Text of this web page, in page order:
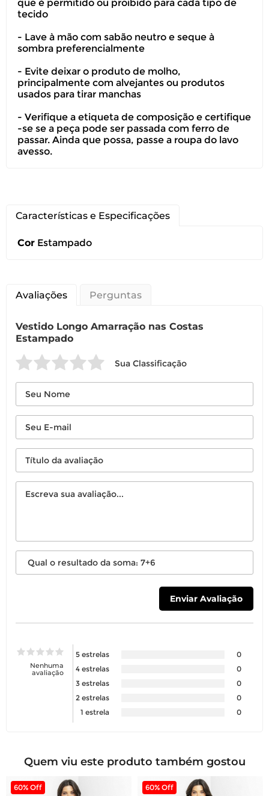
Você pode devolver este
produto gratuitamente.
Você possui até 07 dias corridos, após o
recebimento do produto, para solicitar
a troca ou devolução caso seu produto
É importante revisar aspolíticas de
devolução.
que é permitido ou proibido para cada tipo de
tecido
- Lave à mão com sabão neutro e seque à
sombra preferencialmente
- Evite deixar o produto de molho,
principalmente com alvejantes ou produtos
usados para tirar manchas
- Verifique a etiqueta de composição e certifique
-se se a peça pode ser passada com ferro de
passar. Ainda que possa, passe a roupa do lavo
avesso.
Características e Especificações
Cor Estampado
Avaliações Perguntas
Vestido Longo Amarração nas Costas
Estampado
Sua Classificação
Nenhuma
avaliação
5 estrelas
0
4 estrelas
0
3 estrelas
0
2 estrelas
0
1 estrela
0
Quem viu este produto também gostou
60% Off 60% Off